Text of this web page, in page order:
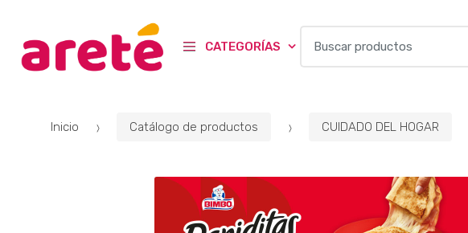
CATEGORÍAS
Inicio Catálogo de productos CUIDADO DEL HOGAR